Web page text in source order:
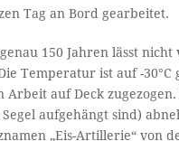
Tag an Bord gearbeitet.
150 Jahren lässt
Temperatur ist auf -
auf Deck zugezogen.
aufgehängt sind)
„Eis-Artillerie“ von